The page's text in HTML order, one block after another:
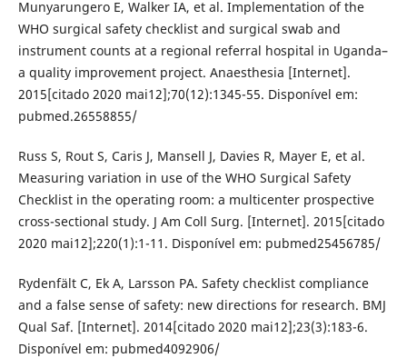
Munyarungero E, Walker IA, et al. Implementation of the
WHO surgical safety checklist and surgical swab and
instrument counts at a regional referral hospital in Uganda–
a quality improvement project. Anaesthesia [Internet].
2015[citado 2020 mai12];70(12):1345-55. Disponível em:
pubmed.26558855/
Russ S, Rout S, Caris J, Mansell J, Davies R, Mayer E, et al.
Measuring variation in use of the WHO Surgical Safety
Checklist in the operating room: a multicenter prospective
cross-sectional study. J Am Coll Surg. [Internet]. 2015[citado
2020 mai12];220(1):1-11. Disponível em: pubmed25456785/
Rydenfält C, Ek A, Larsson PA. Safety checklist compliance
and a false sense of safety: new directions for research. BMJ
Qual Saf. [Internet]. 2014[citado 2020 mai12];23(3):183-6.
Disponível em: pubmed4092906/